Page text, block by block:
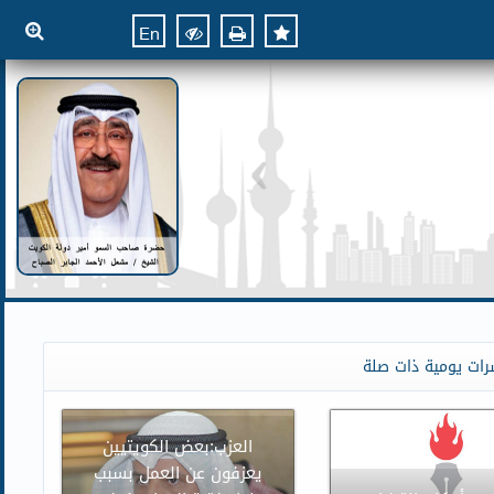
En
يومية ذات صلة
العزب:بعض الكويتيين
يعزفون عن العمل بسبب